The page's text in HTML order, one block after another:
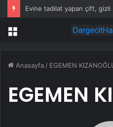
Menü
Anasayfa / EGEMEN
EGEMEN